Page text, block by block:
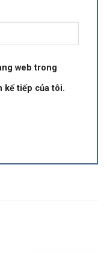
web trong
kế tiếp của tôi.